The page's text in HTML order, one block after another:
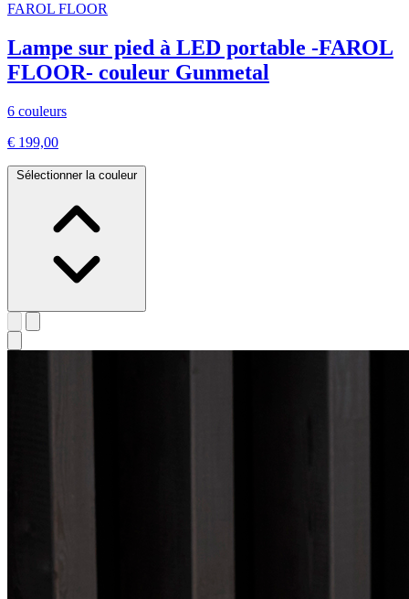
FAROL FLOOR
Lampe sur pied à LED portable -FAROL
FLOOR- couleur Gunmetal
6 couleurs
€ 199,00
Sélectionner la couleur